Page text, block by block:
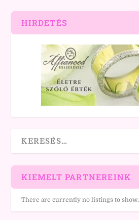
HIRDETÉS
KIEMELT PARTNEREINK
There are currently no listings to show.